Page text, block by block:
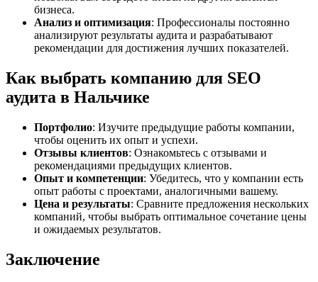
бизнеса.
Анализ и оптимизация: Профессионалы постоянно
анализируют результаты аудита и разрабатывают
рекомендации для достижения лучших показателей.
Как выбрать компанию для SEO
аудита в Нальчике
Портфолио: Изучите предыдущие работы компании,
чтобы оценить их опыт и успехи.
Отзывы клиентов: Ознакомьтесь с отзывами и
рекомендациями предыдущих клиентов.
Опыт и компетенции: Убедитесь, что у компании есть
опыт работы с проектами, аналогичными вашему.
Цена и результаты: Сравните предложения нескольких
компаний, чтобы выбрать оптимальное сочетание цены
и ожидаемых результатов.
Заключение